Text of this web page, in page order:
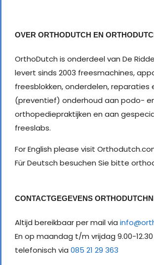
OVER ORTHODUTCH EN
OrthoDutch is onderdeel van De
levert sinds 2003 freesmachines,
freesblokken, onderdelen, reparaties
(preventief) onderhoud aan podo-
orthopediepraktijken en aan
freeslabs.
For English please visit
Für Deutsch besuchen Sie bitte
CONTACTGEGEVENS
Altijd bereikbaar per mail via
En op maandag t/m vrijdag 9.00-12.30
telefonisch via 085 21 29 363